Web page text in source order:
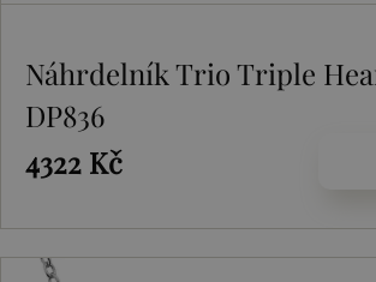
Náhrdelník Trio Triple
DP836
4322 Kč